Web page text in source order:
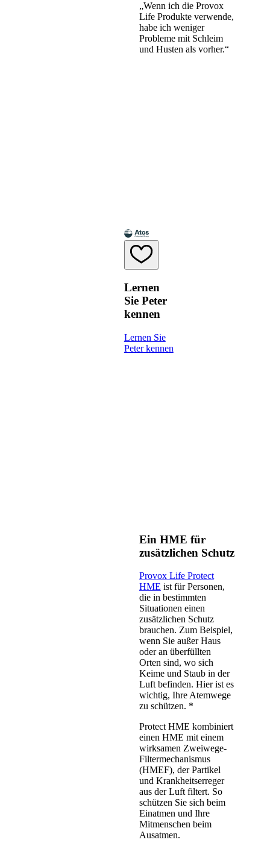
„Wenn ich die Provox
Life Produkte verwende,
habe ich weniger
Probleme mit Schleim
und Husten als vorher.“
Lernen
Sie Peter
kennen
Lernen Sie
Peter kennen
Ein HME für
zusätzlichen Schutz
Provox Life Protect
HME ist für Personen,
die in bestimmten
Situationen einen
zusätzlichen Schutz
brauchen. Zum Beispiel,
wenn Sie außer Haus
oder an überfüllten
Orten sind, wo sich
Keime und Staub in der
Luft befinden. Hier ist es
wichtig, Ihre Atemwege
zu schützen. *
Protect HME kombiniert
einen HME mit einem
wirksamen Zweiwege-
Filtermechanismus
(HMEF), der Partikel
und Krankheitserreger
aus der Luft filtert. So
schützen Sie sich beim
Einatmen und Ihre
Mitmenschen beim
Ausatmen.